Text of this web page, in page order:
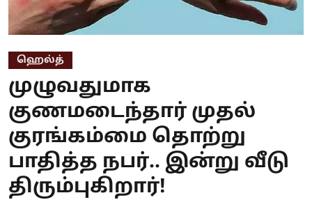
ஹெல்த்
முழுவதுமாக
குணமடைந்தார் முதல்
குரங்கம்மை தொற்று
பாதித்த நபர்.. இன்று வீடு
திரும்புகிறார்!